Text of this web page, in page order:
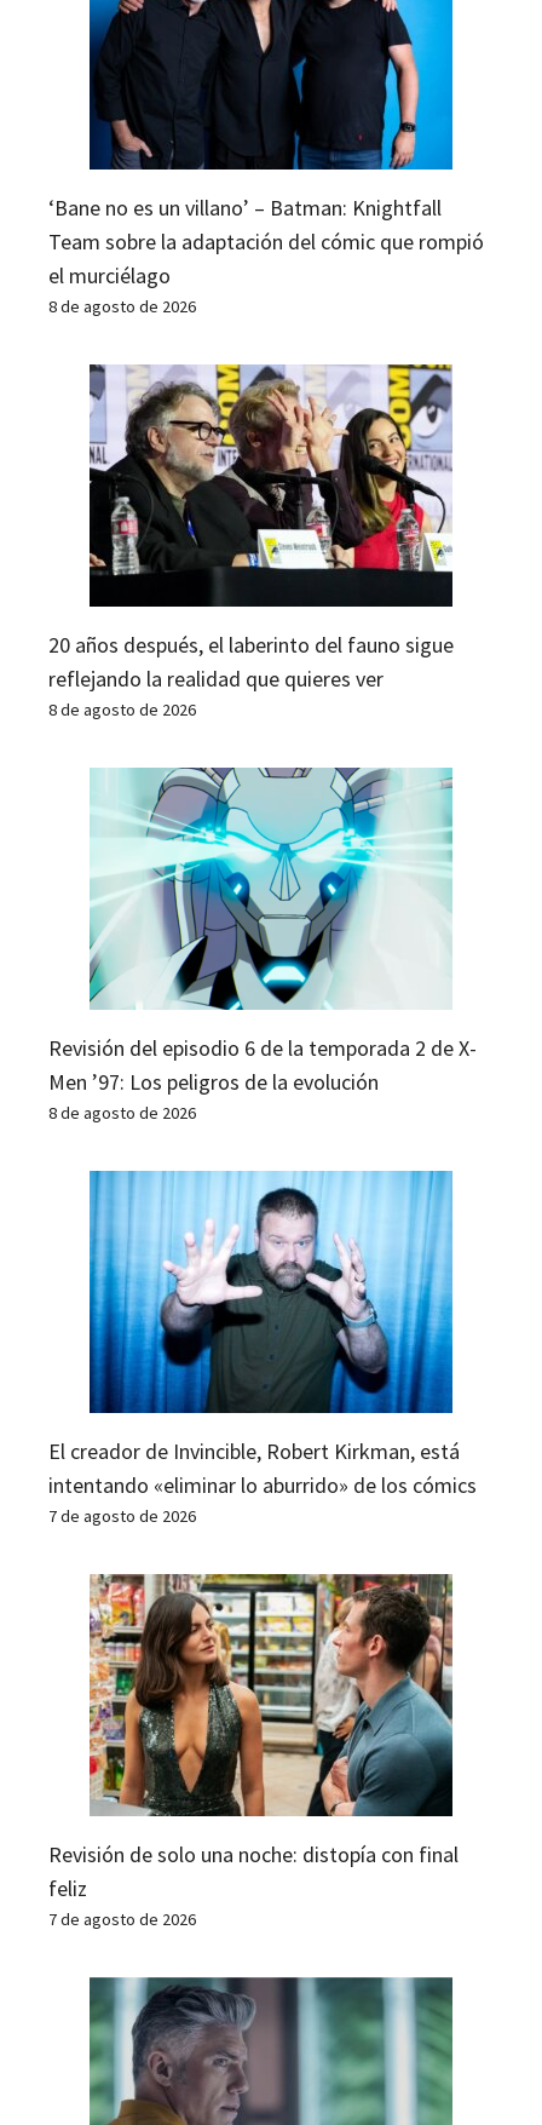
‘Bane no es un villano’ – Batman: Knightfall
Team sobre la adaptación del cómic que rompió
el murciélago
8 de agosto de 2026
20 años después, el laberinto del fauno sigue
reflejando la realidad que quieres ver
8 de agosto de 2026
Revisión del episodio 6 de la temporada 2 de X-
Men ’97: Los peligros de la evolución
8 de agosto de 2026
El creador de Invincible, Robert Kirkman, está
intentando «eliminar lo aburrido» de los cómics
7 de agosto de 2026
Revisión de solo una noche: distopía con final
feliz
7 de agosto de 2026